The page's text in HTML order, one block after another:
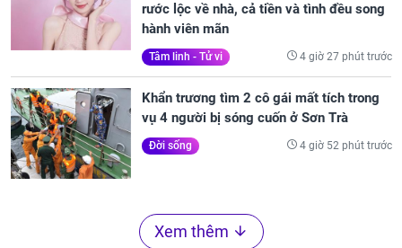
rước lộc về nhà, cả tiền và tình đều song
hành viên mãn
Tâm linh - Tử vi 4 giờ 27 phút trước
Khẩn trương tìm 2 cô gái mất tích trong
vụ 4 người bị sóng cuốn ở Sơn Trà
Đời sống 4 giờ 52 phút trước
Xem thêm